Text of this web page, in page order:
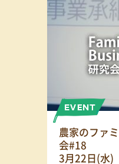
農家のファ
会#18
3月22日(水)